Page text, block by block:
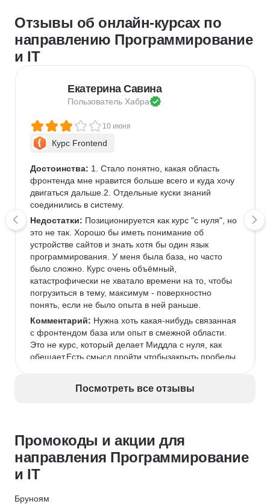
Отзывы об онлайн-курсах по
направлению Программирование
и IT
Екатерина Савина
Пользователь Хабра
10 июня
Курс Frontend
Достоинства: 1. Стало понятно, какая область
фронтенда мне нравится больше всего и куда хочу
двигаться дальше.2. Отдельные куски знаний
соединились в систему.
Недостатки: Позиционируется как курс "с нуля", но
это не так. Хорошо бы иметь понимание об
устройстве сайтов и знать хотя бы один язык
программирования. У меня была база, но часто
было сложно. Курс очень объёмный,
катастрофически не хватало времени на то, чтобы
погрузиться в тему, максимум - поверхностно
понять, если не было опыта в ней раньше.
Комментарий: Нужна хоть какая-нибудь связанная
с фронтендом база или опыт в смежной области.
Это не курс, который делает Миддла с нуля, как
обещает.Есть смысл пройти чтобызакрыть пробелы
Посмотреть все отзывы
Промокоды и акции для
направления Программирование
и IT
Бруноям